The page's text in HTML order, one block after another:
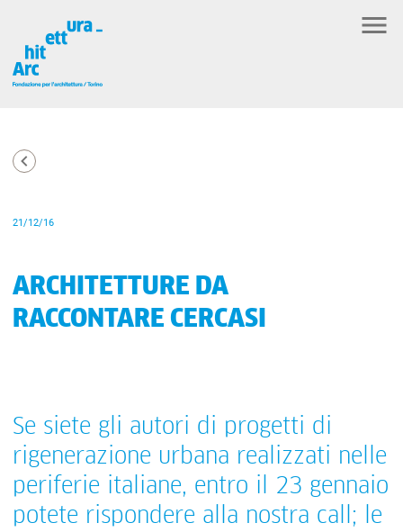
21/12/16
ARCHITETTURE DA
RACCONTARE CERCASI
Se siete gli autori di progetti di
rigenerazione urbana realizzati nelle
periferie italiane, entro il 23 gennaio
potete rispondere alla nostra call; le